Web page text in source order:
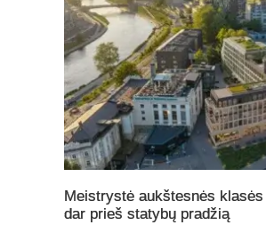
Meistrystė aukštesnės
dar prieš statybų pradžią